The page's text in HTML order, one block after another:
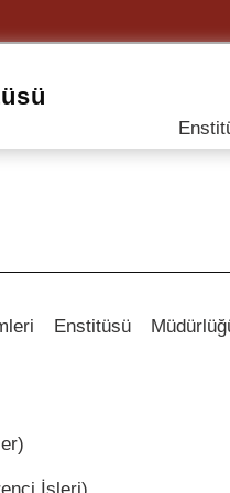
Enstitüsü